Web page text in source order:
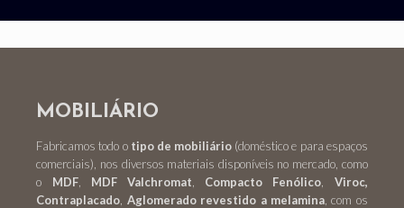
MOBILIÁRIO
Fabricamos todo o tipo de mobiliário (doméstico e para espaços
comerciais), nos diversos materiais disponíveis no mercado, como
o MDF, MDF Valchromat Compacto Fenólico
Viroc,
Contraplacado Aglomerado revestido a melamina, com os